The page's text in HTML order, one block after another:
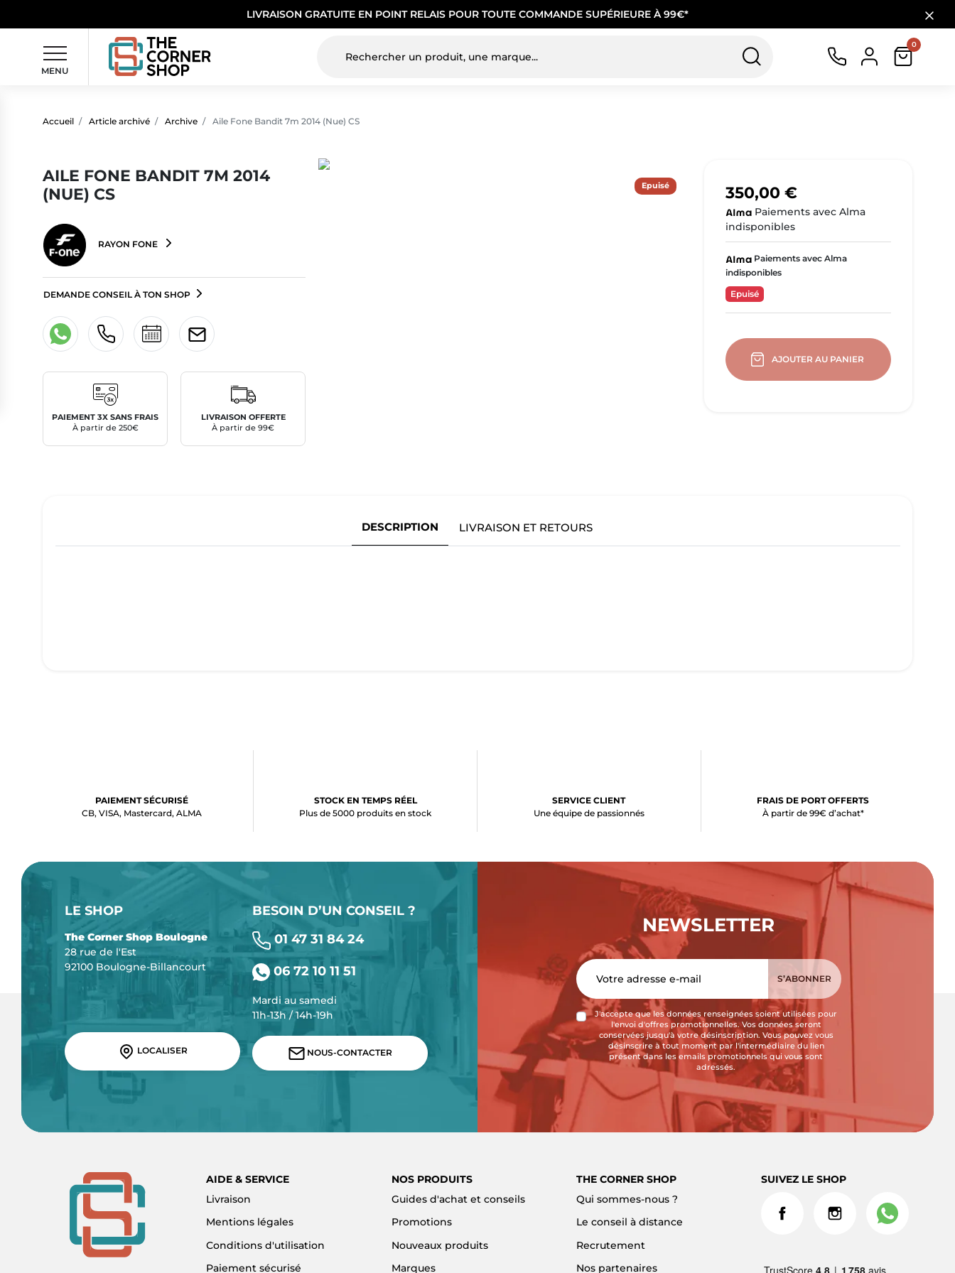
LIVRAISON GRATUITE EN POINT RELAIS POUR TOUTE COMMANDE SUPÉRIEURE À 99€*
MENU
0
Accueil Article archivé Archive Aile Fone Bandit 7m 2014 (Nue) CS
Epuisé
AILE FONE BANDIT 7M 2014
(NUE) CS
RAYON FONE
DEMANDE CONSEIL À TON SHOP
PAIEMENT 3X SANS FRAIS
À partir de 250€
LIVRAISON OFFERTE
À partir de 99€
350,00 €
Paiements avec Alma
indisponibles
Paiements avec Alma
indisponibles
Epuisé
AJOUTER AU PANIER
DESCRIPTION LIVRAISON ET RETOURS
PAIEMENT SÉCURISÉ
CB, VISA, Mastercard, ALMA
STOCK EN TEMPS RÉEL
Plus de 5000 produits en stock
SERVICE CLIENT
Une équipe de passionnés
FRAIS DE PORT OFFERTS
À partir de 99€ d’achat*
LE SHOP
The Corner Shop Boulogne
28 rue de l'Est
92100 Boulogne-Billancourt
LOCALISER
BESOIN D’UN CONSEIL ?
01 47 31 84 24
06 72 10 11 51
Mardi au samedi
11h-13h / 14h-19h
NOUS-CONTACTER
NEWSLETTER
J'accepte que les données renseignées soient utilisées pour
l'envoi d'offres promotionnelles. Vos données seront
conservées jusqu'à votre désinscription. Vous pouvez vous
désinscrire à tout moment par l'intermédiaire du lien
présent dans les emails promotionnels qui vous sont
adressés.
AIDE & SERVICE
Livraison
Mentions légales
Conditions d'utilisation
Paiement sécurisé
NOS PRODUITS
Guides d'achat et conseils
Promotions
Nouveaux produits
Marques
THE CORNER SHOP
Qui sommes-nous ?
Le conseil à distance
Recrutement
Nos partenaires
SUIVEZ LE SHOP